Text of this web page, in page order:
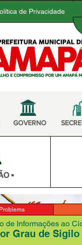
de Privacidade
GOVERNO
•
Grau de Sigilo
de Informações ao